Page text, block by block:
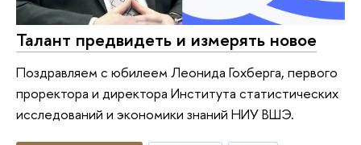
Талант предвидеть и измерять новое
Поздравляем с юбилеем Леонида Гохберга, первого
проректора и директора Института статистических
исследований и экономики знаний НИУ ВШЭ.